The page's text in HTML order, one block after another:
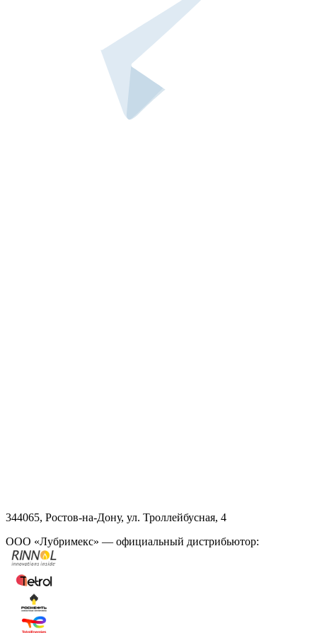
344065, Ростов-на-Дону, ул. Троллейбусная, 4
ООО «Лубримекс» — официальный дистрибьютор: